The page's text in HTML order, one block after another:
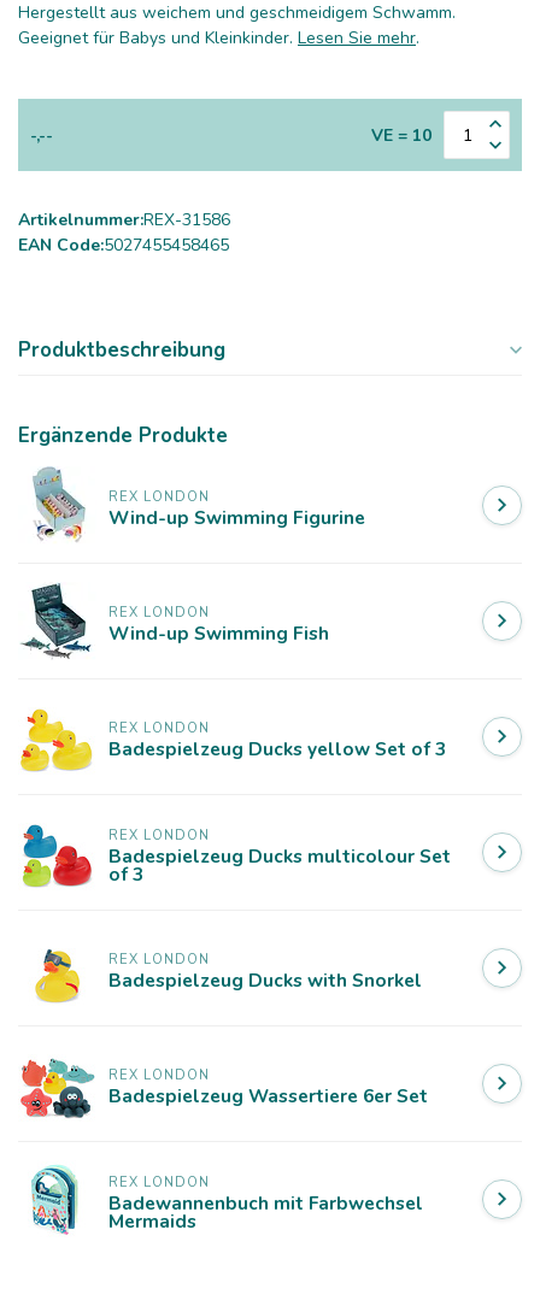
Hergestellt aus weichem und geschmeidigem Schwamm.
Geeignet für Babys und Kleinkinder. Lesen Sie mehr.
-,-- VE = 10
Artikelnummer:REX-31586
EAN Code:5027455458465
Produktbeschreibung
Ergänzende Produkte
REX LONDON
Wind-up Swimming Figurine
REX LONDON
Wind-up Swimming Fish
REX LONDON
Badespielzeug Ducks yellow Set of 3
REX LONDON
Badespielzeug Ducks multicolour Set
of 3
REX LONDON
Badespielzeug Ducks with Snorkel
REX LONDON
Badespielzeug Wassertiere 6er Set
REX LONDON
Badewannenbuch mit Farbwechsel
Mermaids